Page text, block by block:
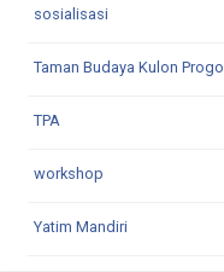
sosialisasi
Taman Budaya Kulon Progo
TPA
workshop
Yatim Mandiri